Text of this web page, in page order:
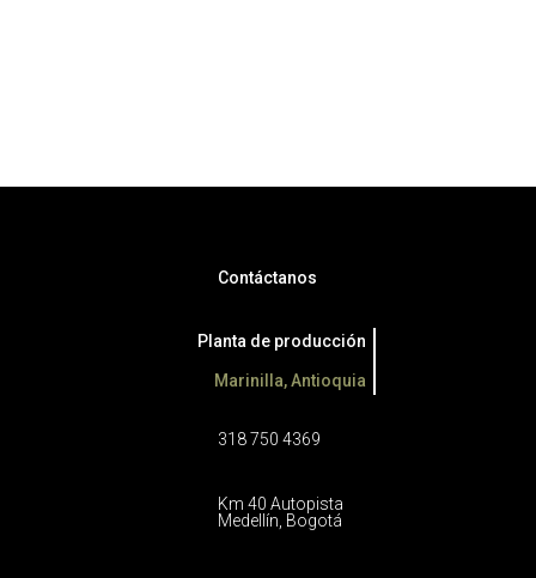
Contáctanos
Planta de producción
Marinilla, Antioquia
318 750 4369
Km 40 Autopista
Medellín, Bogotá